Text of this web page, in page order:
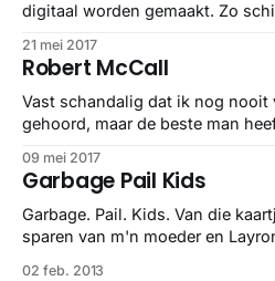
digitaal worden gemaakt. Zo
van alles.
21 mei 2017
Robert McCall
Vast schandalig dat ik nog nooit
gehoord, maar de beste man
één nog mooier dan de ander en
nog eens online te bekijken ook
www.mccallstudios.com.
09 mei 2017
Garbage Pail Kids
Garbage. Pail. Kids. Van die
sparen van m'n moeder en
02 feb. 2013